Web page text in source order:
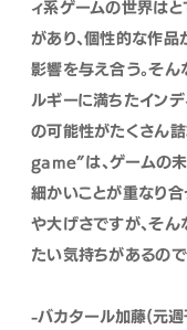
ィ系ゲームの世界は
があり、個性的な作
影響を与え合う。そん
ルギーに満ちたイン
の可能性がたくさん
game”は、ゲームの
細かいことが重なり合
や大げさですが、そ
たい気持ちがあるので
-バカタール加藤(元